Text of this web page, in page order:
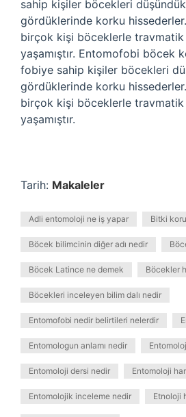
sahip kişiler böcekleri
gördüklerinde korku
birçok kişi böceklerle
yaşamıştır. Entomofobi böcek
fobiye sahip kişiler böcekleri
gördüklerinde korku
birçok kişi böceklerle
yaşamıştır.
Tarih: Makaleler
Adli entomoloji ne iş yapar Bitki
Böcek bilimcinin diğer adı nedir
Böcek Latince ne demek Böcekler
Böcekleri inceleyen bilim dalı nedir
Entomofobi nedir belirtileri nelerdir
Entomologun anlamı nedir
Entomoloji dersi nedir Entomoloji
Entomolojik inceleme nedir Etnoloji